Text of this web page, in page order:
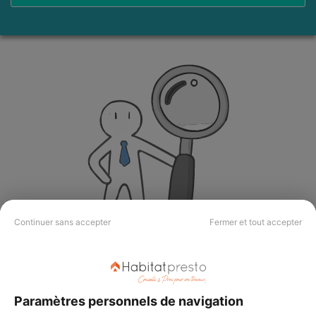
Continuer sans accepter Fermer et tout accepter
Paramètres personnels de navigation
géographique.